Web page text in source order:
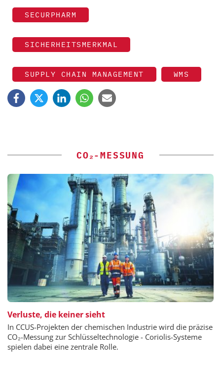
SECURPHARM
SICHERHEITSMERKMAL
SUPPLY CHAIN MANAGEMENT WMS
CO₂-MESSUNG
Verluste, die keiner sieht
In CCUS-Projekten der chemischen Industrie wird die präzise
CO₂-Messung zur Schlüsseltechnologie - Coriolis-Systeme
spielen dabei eine zentrale Rolle.